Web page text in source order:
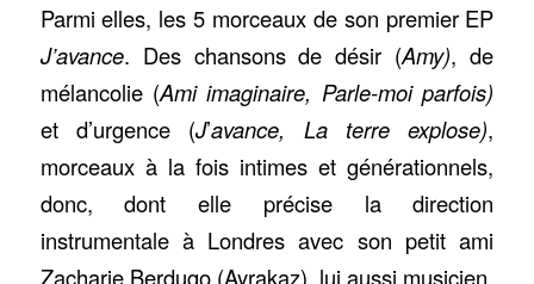
Parmi elles, les 5 morceaux de son premier EP
J’avance. Des chansons de désir (Amy), de
mélancolie (Ami imaginaire, Parle-moi parfois)
et d’urgence (J’avance, La terre explose),
morceaux à la fois intimes et générationnels,
donc, dont elle précise la direction
instrumentale à Londres avec son petit ami
Zacharie Berdugo (Ayrakaz), lui aussi musicien.